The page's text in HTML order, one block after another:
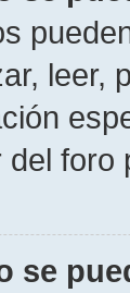
leer,
del foro
se